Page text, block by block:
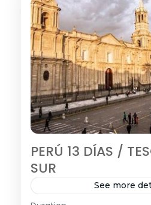
PERÚ 13 DÍAS /
SUR
See more